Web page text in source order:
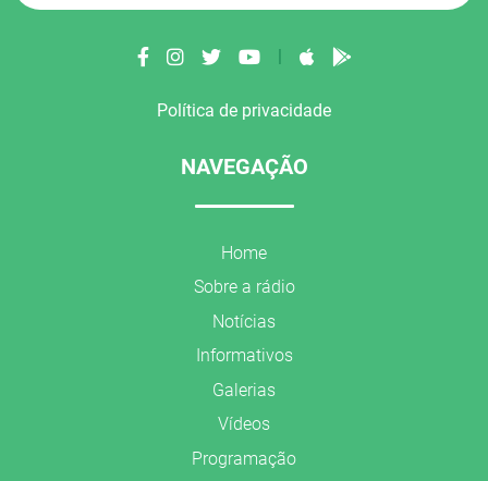
|
Política de privacidade
NAVEGAÇÃO
Home
Sobre a rádio
Notícias
Informativos
Galerias
Vídeos
Programação